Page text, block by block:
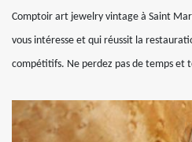
Comptoir art jewelry vintage à Saint
vous intéresse et qui réussit la
compétitifs. Ne perdez pas de temps et